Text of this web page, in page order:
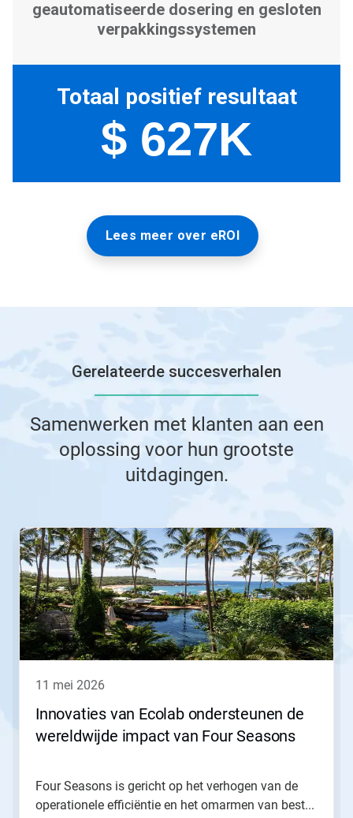
Lees meer over eROI
Gerelateerde succesverhalen
Samenwerken met klanten aan een
oplossing voor hun grootste
uitdagingen.
Dit
een
carrousel.
Gebruik
de
knoppen
Volgende
en
Vorige
doorheen
navigeren
11 mei 2026
Innovaties van Ecolab ondersteunen de
wereldwijde impact van Four Seasons
Four Seasons is gericht op het verhogen van de
operationele efficiëntie en het omarmen van best...